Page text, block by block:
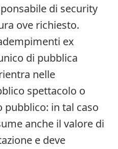
di security
ove richiesto.
ex
di pubblica
nelle
spettacolo o
in tal caso
anche il valore di
e deve